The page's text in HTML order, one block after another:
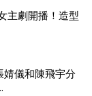
主劇開播！造型
儀和陳飛宇分